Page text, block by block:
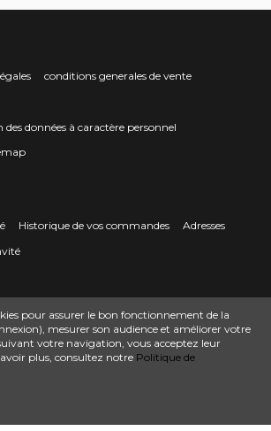
conditions generales de vente
données à caractère personnel
Historique de vos commandes
Adresses
48800 Pied-de-Borne
0624436257
motoculture.com
motoculture.com. All Rights Reserved.
pour assurer le bon fonctionnement de la
mesurer son audience et améliorer votre
votre navigation, vous acceptez leur
plus, consultez notre Politique de